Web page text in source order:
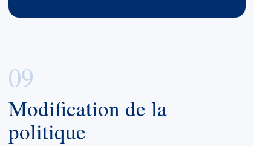
09
Modification de la
politique